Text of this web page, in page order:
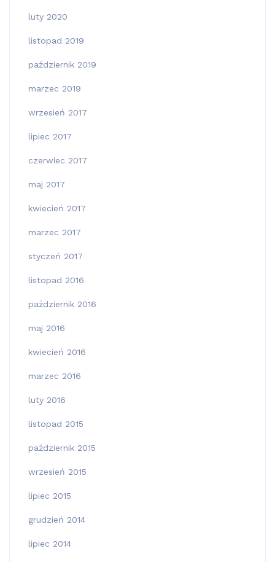
luty 2020
listopad 2019
październik 2019
marzec 2019
wrzesień 2017
lipiec 2017
czerwiec 2017
maj 2017
kwiecień 2017
marzec 2017
styczeń 2017
listopad 2016
październik 2016
maj 2016
kwiecień 2016
marzec 2016
luty 2016
listopad 2015
październik 2015
wrzesień 2015
lipiec 2015
grudzień 2014
lipiec 2014